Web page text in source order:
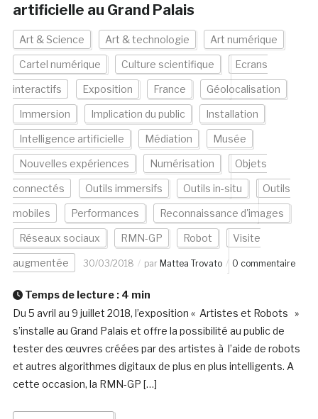
artificielle au Grand Palais
Art & Science Art & technologie Art numérique
Cartel numérique Culture scientifique Ecrans
interactifs Exposition France Géolocalisation
Immersion Implication du public Installation
Intelligence artificielle Médiation Musée
Nouvelles expériences Numérisation Objets
connectés Outils immersifs Outils in-situ Outils
mobiles Performances Reconnaissance d'images
Réseaux sociaux RMN-GP Robot Visite
augmentée 30/03/2018 par Mattea Trovato 0 commentaire
Temps de lecture : 4 min
Du 5 avril au 9 juillet 2018, l’exposition « Artistes et Robots »
s’installe au Grand Palais et offre la possibilité au public de
tester des œuvres créées par des artistes à l’aide de robots
et autres algorithmes digitaux de plus en plus intelligents. A
cette occasion, la RMN-GP […]